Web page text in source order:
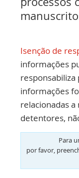
Isenção de
informações
informações
relacionadas
detentores,
Para
por favor,